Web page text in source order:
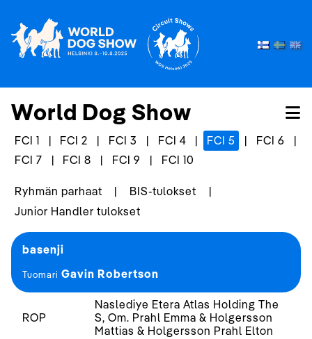
World Dog Show
FCI 1 | FCI 2 | FCI 3 | FCI 4 | FCI 5 | FCI 6
|
FCI 7
| FCI 8 | FCI 9 | FCI 10
Ryhmän parhaat | BIS-tulokset
|
Junior Handler tulokset
basenji
Tuomari Gavin Robertson
ROP
Naslediye Etera Atlas Holding The
S, Om. Prahl Emma & Holgersson
Mattias & Holgersson Prahl Elton